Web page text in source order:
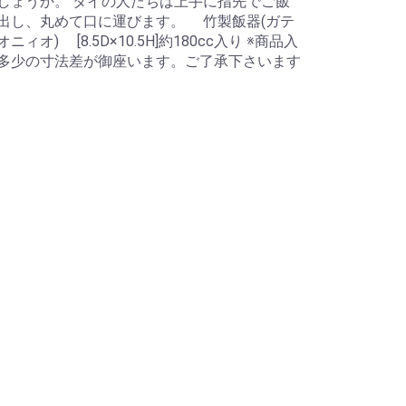
し、丸めて口に運びます。 竹製飯器(ガテ
ィオ) [8.5D×10.5H]約180cc入り ※商品入
少の寸法差が御座います。ご了承下さいます